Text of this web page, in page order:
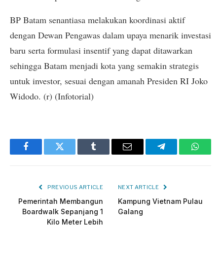
BP Batam senantiasa melakukan koordinasi aktif
dengan Dewan Pengawas dalam upaya menarik investasi
baru serta formulasi insentif yang dapat ditawarkan
sehingga Batam menjadi kota yang semakin strategis
untuk investor, sesuai dengan amanah Presiden RI Joko
Widodo. (r) (Infotorial)
FacebookTwitter Tumblr Email Telegram
PREVIOUS ARTICLE
Pemerintah Membangun
Boardwalk Sepanjang 1
Kilo Meter Lebih
NEXT ARTICLE
Kampung Vietnam Pulau
Galang